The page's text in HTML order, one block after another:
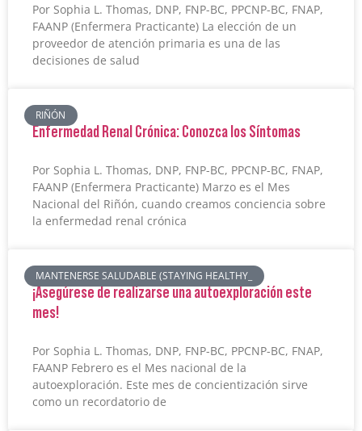
Por Sophia L. Thomas, DNP, FNP-BC, PPCNP-BC, FNAP,
FAANP (Enfermera Practicante) La elección de un
proveedor de atención primaria es una de las
decisiones de salud
RIÑÓN
Enfermedad Renal Crónica: Conozca los Síntomas
Por Sophia L. Thomas, DNP, FNP-BC, PPCNP-BC, FNAP,
FAANP (Enfermera Practicante) Marzo es el Mes
Nacional del Riñón, cuando creamos conciencia sobre
la enfermedad renal crónica
MANTENERSE SALUDABLE (STAYING HEALTHY_
¡Asegúrese de realizarse una autoexploración este
mes!
Por Sophia L. Thomas, DNP, FNP-BC, PPCNP-BC, FNAP,
FAANP Febrero es el Mes nacional de la
autoexploración. Este mes de concientización sirve
como un recordatorio de